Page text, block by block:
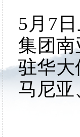
5月7
集团
驻华大
马尼亚